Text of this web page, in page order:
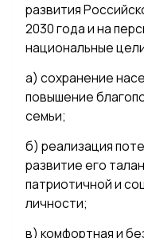
развития
2030 года и на
национальные
а) сохранение
повышение
семьи;
б) реализация
развитие его
патриотичной и
личности;
в) комфортная и